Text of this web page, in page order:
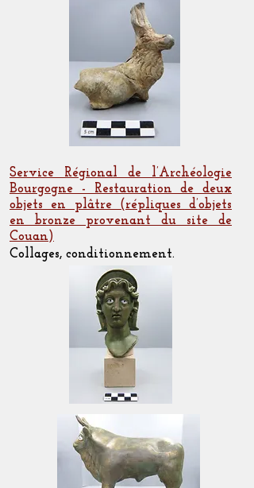
Service Régional de l’Archéologie
Bourgogne - Restauration de deux
objets en plâtre (répliques d’objets
en bronze provenant du site de
Couan)
Collages, conditionnement.